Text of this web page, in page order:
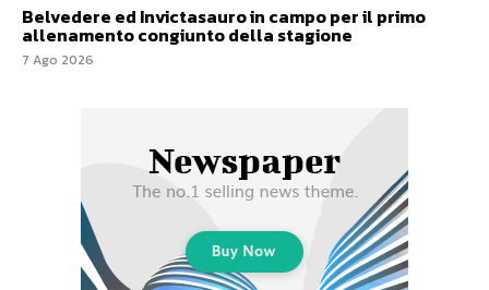
Belvedere ed Invictasauro in campo per il primo
allenamento congiunto della stagione
7 Ago 2026